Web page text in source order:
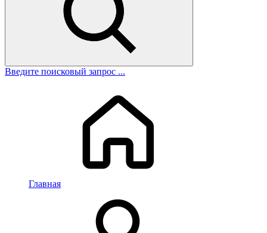
Введите поисковый запрос ...
Главная